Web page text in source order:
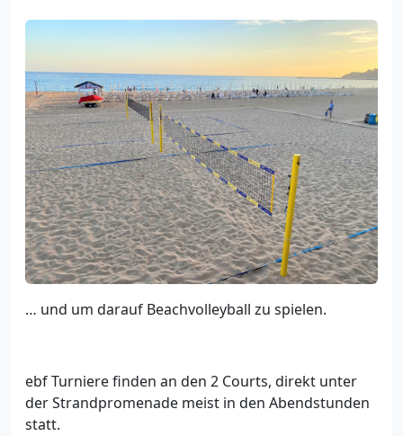
… und um darauf Beachvolleyball zu spielen.
ebf Turniere finden an den 2 Courts, direkt unter
der Strandpromenade meist in den Abendstunden
statt.